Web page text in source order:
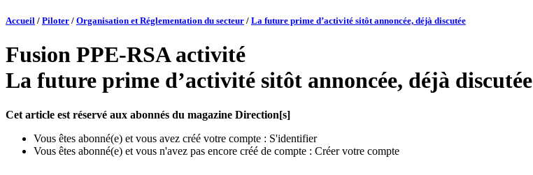
Accueil / Piloter / Organisation et Réglementation du secteur / La future prime d’activité sitôt annoncée, déjà discutée
Fusion PPE-RSA activité
La future prime d’activité sitôt annoncée, déjà discutée
Cet article est réservé aux abonnés du magazine Direction[s]
Vous êtes abonné(e) et vous avez créé votre compte : S'identifier
Vous êtes abonné(e) et vous n'avez pas encore créé de compte : Créer votre compte